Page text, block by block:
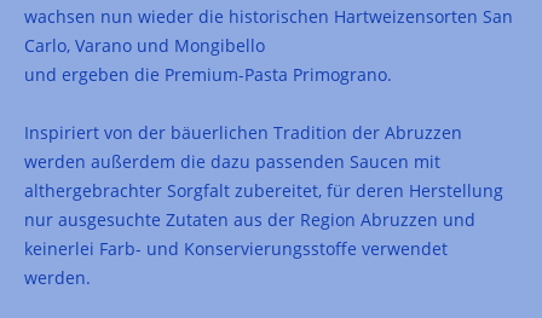
wachsen nun wieder die historischen Hartweizensorten San
Carlo, Varano und Mongibello
und ergeben die Premium-Pasta Primograno.
Inspiriert von der bäuerlichen Tradition der Abruzzen
werden außerdem die dazu passenden Saucen mit
althergebrachter Sorgfalt zubereitet, für deren Herstellung
nur ausgesuchte Zutaten aus der Region Abruzzen und
keinerlei Farb- und Konservierungsstoffe verwendet
werden.